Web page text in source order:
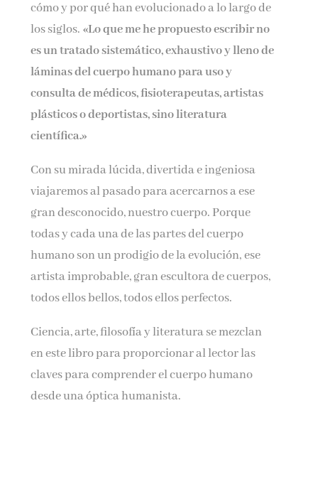
cómo y por qué han evolucionado a lo largo de
los siglos.«Lo que me he propuesto escribir no
es un tratado sistemático, exhaustivo y lleno de
láminas del cuerpo humano para uso y
consulta de médicos, fisioterapeutas, artistas
plásticos o deportistas, sino literatura
científica.»
Con su mirada lúcida, divertida e ingeniosa
viajaremos al pasado para acercarnos a ese
gran desconocido, nuestro cuerpo. Porque
todas y cada una de las partes del cuerpo
humano son un prodigio de la evolución, ese
artista improbable, gran escultora de cuerpos,
todos ellos bellos, todos ellos perfectos.
Ciencia, arte, filosofía y literatura se mezclan
en este libro para proporcionar al lector las
claves para comprender el cuerpo humano
desde una óptica humanista.